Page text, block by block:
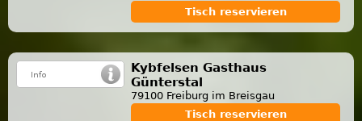
Tisch reservieren
Kybfelsen Gasthaus
Günterstal
79100 Freiburg im Breisgau
Tisch reservieren